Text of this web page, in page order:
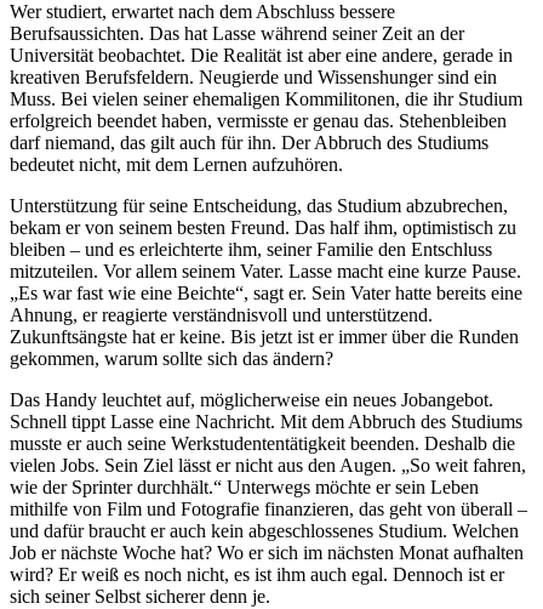
Wer studiert, erwartet nach dem Abschluss bessere
Berufsaussichten. Das hat Lasse während seiner Zeit an der
Universität beobachtet. Die Realität ist aber eine andere, gerade in
kreativen Berufsfeldern. Neugierde und Wissenshunger sind ein
Muss. Bei vielen seiner ehemaligen Kommilitonen, die ihr Studium
erfolgreich beendet haben, vermisste er genau das. Stehenbleiben
darf niemand, das gilt auch für ihn. Der Abbruch des Studiums
bedeutet nicht, mit dem Lernen aufzuhören.
Unterstützung für seine Entscheidung, das Studium abzubrechen,
bekam er von seinem besten Freund. Das half ihm, optimistisch zu
bleiben – und es erleichterte ihm, seiner Familie den Entschluss
mitzuteilen. Vor allem seinem Vater. Lasse macht eine kurze Pause.
„Es war fast wie eine Beichte“, sagt er. Sein Vater hatte bereits eine
Ahnung, er reagierte verständnisvoll und unterstützend.
Zukunftsängste hat er keine. Bis jetzt ist er immer über die Runden
gekommen, warum sollte sich das ändern?
Das Handy leuchtet auf, möglicherweise ein neues Jobangebot.
Schnell tippt Lasse eine Nachricht. Mit dem Abbruch des Studiums
musste er auch seine Werkstudententätigkeit beenden. Deshalb die
vielen Jobs. Sein Ziel lässt er nicht aus den Augen. „So weit fahren,
wie der Sprinter durchhält.“ Unterwegs möchte er sein Leben
mithilfe von Film und Fotografie finanzieren, das geht von überall –
und dafür braucht er auch kein abgeschlossenes Studium. Welchen
Job er nächste Woche hat? Wo er sich im nächsten Monat aufhalten
wird? Er weiß es noch nicht, es ist ihm auch egal. Dennoch ist er
sich seiner Selbst sicherer denn je.